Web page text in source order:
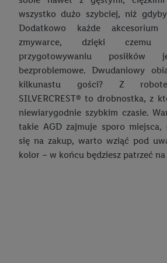
wszystko dużo szybciej, niż
Dodatkowo każde
zmywarce, dzięki czemu
przygotowywaniu
bezproblemowe. Dwudaniowy
kilkunastu gości? Z
SILVERCREST® to drobnostka, z
niewiarygodnie szybkim czasie.
takie AGD zajmuje sporo miejsca,
się na zakup, warto wziąć pod
kolor – w końcu będziesz patrzeć
wykorzystany do rozpoznania
informacji o sposobie korzystania przez
szczególności technologia ta może być
wykorzystywana do rozpoznawania
obsługiwanych przez podmioty trzecie,
wyświetlać mu tam spersonalizowane
korzystanie z technologii Utiq można
momencie za pośrednictwem portalu
("consenthub")lub poprzez "Dostosuj"/
technologii Utiq opartej na
marketingu cyfrowego" w opcjach
(wyłącznie w odniesieniu usług Lidl).